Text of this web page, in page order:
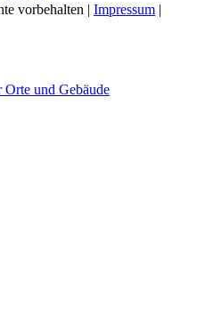
Orte und Gebäude
vorbehalten | Impressum |